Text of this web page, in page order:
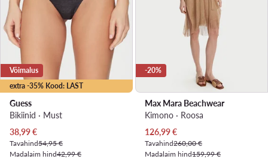
extra -35% Kood: LAST
Võimalus
Guess
Bikiinid · Must
Praegune hind
38,99€
Tavahind54,95 €
Madalaim hind42,99 €
-20%
Max Mara Beachwear
Kimono · Roosa
Praegune hind
126,99€
Tavahind260,00 €
Madalaim hind159,99 €